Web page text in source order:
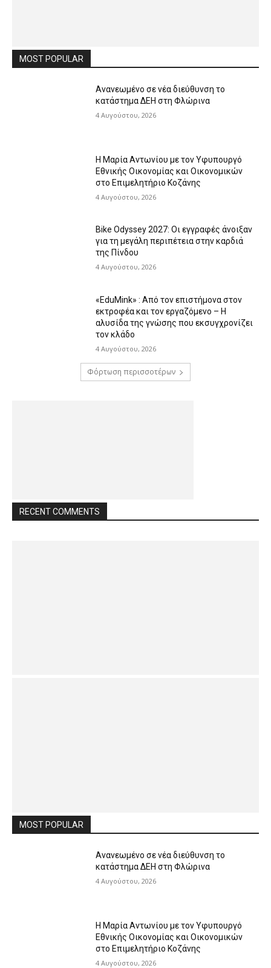
MOST POPULAR
Ανανεωμένο σε νέα διεύθυνση το
κατάστημα ΔΕΗ στη Φλώρινα
4 Αυγούστου, 2026
Η Μαρία Αντωνίου με τον Υφυπουργό
Εθνικής Οικονομίας και Οικονομικών
στο Επιμελητήριο Κοζάνης
4 Αυγούστου, 2026
Bike Odyssey 2027: Οι εγγραφές άνοιξαν
για τη μεγάλη περιπέτεια στην καρδιά
της Πίνδου
4 Αυγούστου, 2026
«EduMink» : Από τον επιστήμονα στον
εκτροφέα και τον εργαζόμενο – Η
αλυσίδα της γνώσης που εκσυγχρονίζει
τον κλάδο
4 Αυγούστου, 2026
Φόρτωση περισσοτέρων
RECENT COMMENTS
MOST POPULAR
Ανανεωμένο σε νέα διεύθυνση το
κατάστημα ΔΕΗ στη Φλώρινα
4 Αυγούστου, 2026
Η Μαρία Αντωνίου με τον Υφυπουργό
Εθνικής Οικονομίας και Οικονομικών
στο Επιμελητήριο Κοζάνης
4 Αυγούστου, 2026